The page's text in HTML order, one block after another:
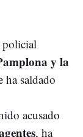
policial
y la
ha saldado
acusado
, ha